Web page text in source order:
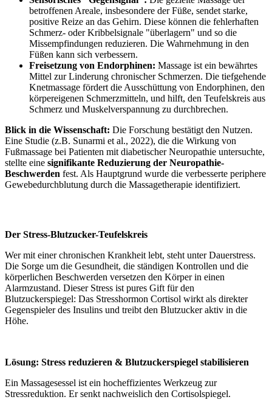
betroffenen Areale, insbesondere der Füße, sendet starke,
positive Reize an das Gehirn. Diese können die fehlerhaften
Schmerz- oder Kribbelsignale "überlagern" und so die
Missempfindungen reduzieren. Die Wahrnehmung in den
Füßen kann sich verbessern.
Freisetzung von Endorphinen: Massage ist ein bewährtes
Mittel zur Linderung chronischer Schmerzen. Die tiefgehende
Knetmassage fördert die Ausschüttung von Endorphinen, den
körpereigenen Schmerzmitteln, und hilft, den Teufelskreis aus
Schmerz und Muskelverspannung zu durchbrechen.
Blick in die Wissenschaft: Die Forschung bestätigt den Nutzen.
Eine Studie (z.B. Sunarmi et al., 2022), die die Wirkung von
Fußmassage bei Patienten mit diabetischer Neuropathie untersuchte,
stellte eine signifikante Reduzierung der Neuropathie-
Beschwerden fest. Als Hauptgrund wurde die verbesserte periphere
Gewebedurchblutung durch die Massagetherapie identifiziert.
Der Stress-Blutzucker-Teufelskreis
Wer mit einer chronischen Krankheit lebt, steht unter Dauerstress.
Die Sorge um die Gesundheit, die ständigen Kontrollen und die
körperlichen Beschwerden versetzen den Körper in einen
Alarmzustand. Dieser Stress ist pures Gift für den
Blutzuckerspiegel: Das Stresshormon Cortisol wirkt als direkter
Gegenspieler des Insulins und treibt den Blutzucker aktiv in die
Höhe.
Lösung: Stress reduzieren & Blutzuckerspiegel stabilisieren
Ein Massagesessel ist ein hocheffizientes Werkzeug zur
Stressreduktion. Er senkt nachweislich den Cortisolspiegel.